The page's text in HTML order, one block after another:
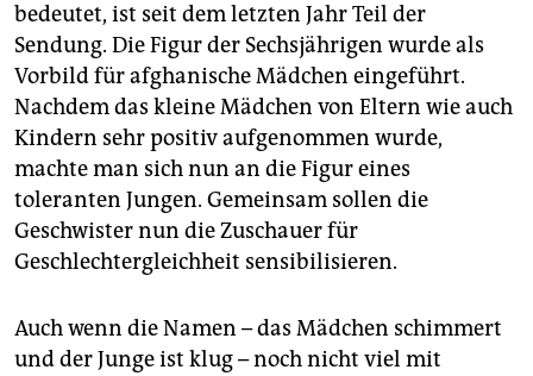
bedeutet, ist seit dem letzten Jahr Teil der
Sendung. Die Figur der Sechsjährigen wurde als
Vorbild für afghanische Mädchen eingeführt.
Nachdem das kleine Mädchen von Eltern wie auch
Kindern sehr positiv aufgenommen wurde,
machte man sich nun an die Figur eines
toleranten Jungen. Gemeinsam sollen die
Geschwister nun die Zuschauer für
Geschlechtergleichheit sensibilisieren.
Auch wenn die Namen – das Mädchen schimmert
und der Junge ist klug – noch nicht viel mit